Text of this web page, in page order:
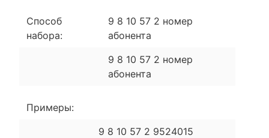
Способ
набора:
9 8 10 57 2 номер
абонента
9 8 10 57 2 номер
абонента
Примеры:
9 8 10 57 2 9524015